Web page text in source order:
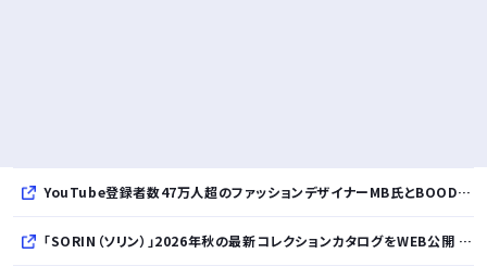
YouTube登録者数47万人超のファッションデザイナーMB氏とBOODYがコラボレーション。極上の着心地を追求した別注Tシャツが8月12日発売開始
「SORIN（ソリン）」2026年秋の最新コレクションカタログをWEB公開 「Paradox in Neutral」をテーマに秩序と反逆が共存する世界観を表現